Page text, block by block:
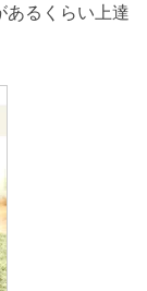
あるくらい上達